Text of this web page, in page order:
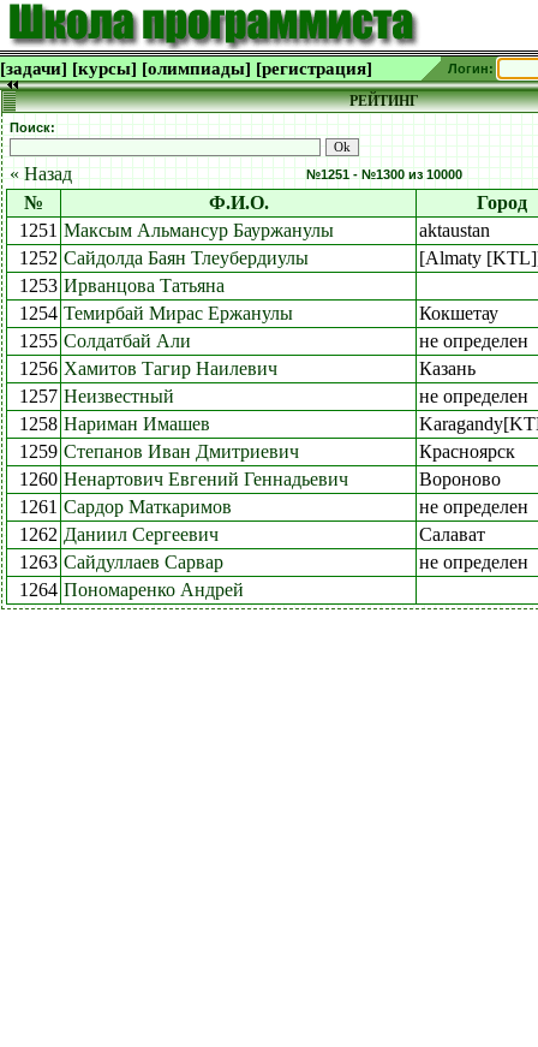
[задачи] [курсы] [олимпиады] [регистрация] Логин:
РЕЙТИНГ
Поиск:
« Назад №1251 - №1300 из 10000
№ Ф.И.О.
Город
1251 Максым Альмансур Бауржанулы
aktaustan
1252 Сайдолда Баян Тлеубердиулы
[Almaty
1253 Ирванцова Татьяна
1254 Темирбай Мирас Ержанулы
Кокшетау
1255 Солдатбай Али
не определен
1256 Хамитов Тагир Наилевич
Казань
1257 Неизвестный
не определен
1258 Нариман Имашев
1259 Степанов Иван Дмитриевич
Красноярск
1260 Ненартович Евгений Геннадьевич
Вороново
1261 Сардор Маткаримов
не определен
1262 Даниил Сергеевич
Салават
1263 Сайдуллаев Сарвар
не определен
1264 Пономаренко Андрей